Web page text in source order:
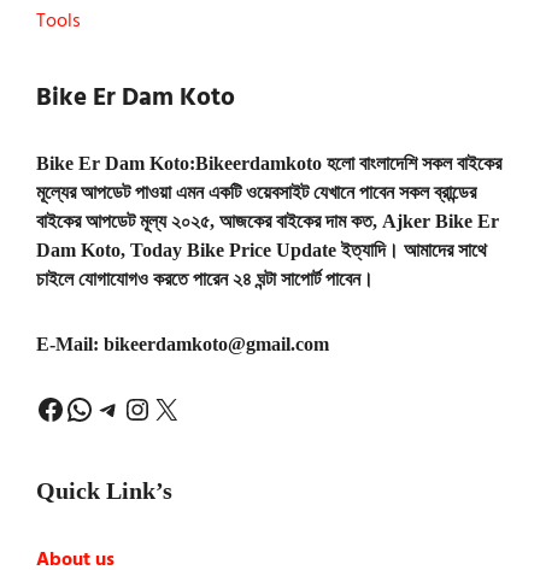
Tools
Bike Er Dam Koto
Bike Er Dam Koto:Bikeerdamkoto হলো বাংলাদেশি সকল বাইকের
মূল্যের আপডেট পাওয়া এমন একটি ওয়েবসাইট যেখানে পাবেন সকল ব্রান্ডের
বাইকের আপডেট মূল্য ২০২৫, আজকের বাইকের দাম কত, Ajker Bike Er
Dam Koto, Today Bike Price Update ইত্যাদি। আমাদের সাথে
চাইলে যোগাযোগও করতে পারেন ২৪ ঘন্টা সাপোর্ট পাবেন।
E-Mail: bikeerdamkoto@gmail.com
Facebook
WhatsApp
Telegram
Instagram
X
Quick Link’s
About us